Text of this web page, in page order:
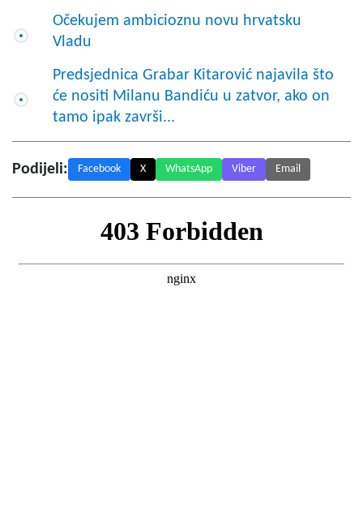
Očekujem ambicioznu novu hrvatsku
Vladu
Predsjednica Grabar Kitarović najavila što
će nositi Milanu Bandiću u zatvor, ako on
tamo ipak završi...
Podijeli: Facebook X WhatsApp Viber Email